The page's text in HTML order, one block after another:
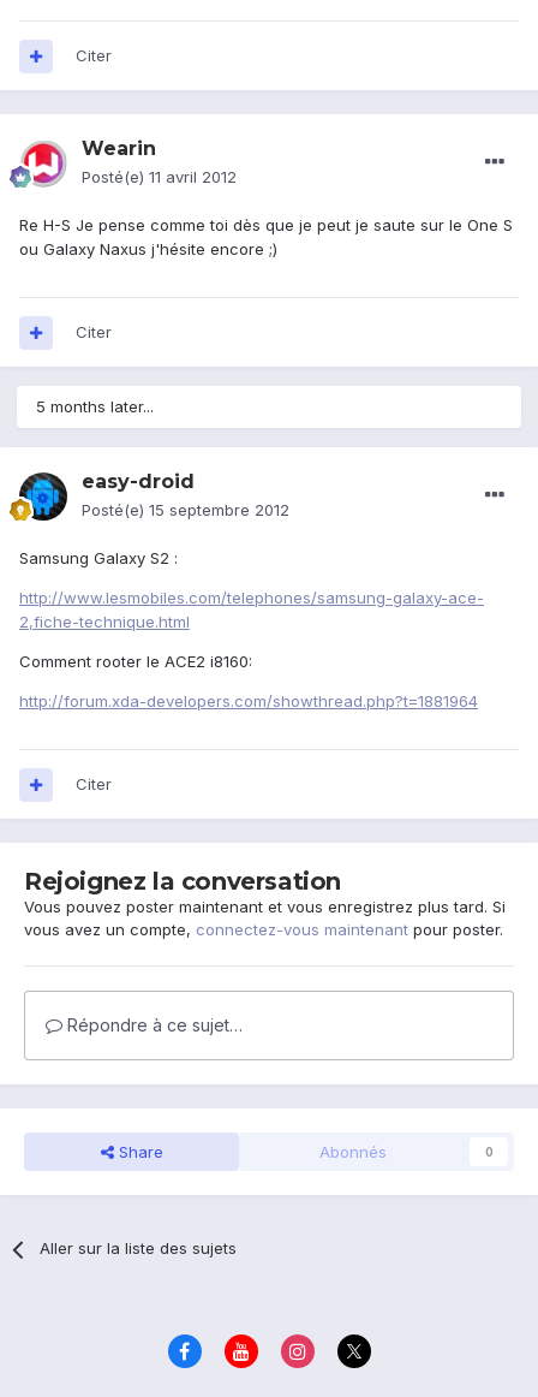
Citer
Wearin
Posté(e) 11 avril 2012
Re H-S Je pense comme toi dès que je peut je saute sur le One S
ou Galaxy Naxus j'hésite encore ;)
Citer
5 months later...
easy-droid
Posté(e) 15 septembre 2012
Samsung Galaxy S2 :
http://www.lesmobiles.com/telephones/samsung-galaxy-ace-
2,fiche-technique.html
Comment rooter le ACE2 i8160:
http://forum.xda-developers.com/showthread.php?t=1881964
Citer
Rejoignez la conversation
Vous pouvez poster maintenant et vous enregistrez plus tard. Si
vous avez un compte, connectez-vous maintenant pour poster.
Répondre à ce sujet…
Share Abonnés 0
Aller sur la liste des sujets